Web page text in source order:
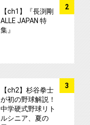
2
【ch1】『長渕剛
ALLE JAPAN 特
集』
3
【ch2】杉谷拳士
が初の野球解説！
中学硬式野球リト
ルシニア、夏の